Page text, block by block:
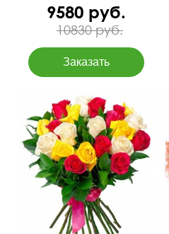
9580 руб.
10830 руб.
Разноцветные бутоны
50 см
35 см